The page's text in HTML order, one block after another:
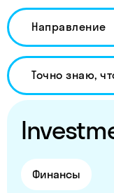
Направление
Финансы